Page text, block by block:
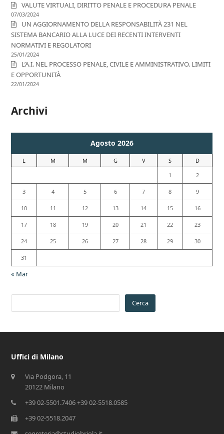
VALUTE VIRTUALI, DIRITTO PENALE E PROCEDURA PENALE
07/03/2024
UN AGGIORNAMENTO DELLA RESPONSABILITÀ 231 NEL
SISTEMA BANCARIO ALLA LUCE DEI RECENTI INTERVENTI
NORMATIVI E REGOLATORI
25/01/2024
L’A.I. NEL PROCESSO PENALE, CIVILE E AMMINISTRATIVO. LIMITI
E OPPORTUNITÀ
22/01/2024
Archivi
Agosto 2026
L M M G V S
D
1
2
3 4 5 6 7 8 9
10 11 12 13 14 15 16
17 18 19 20 21 22 23
24 25 26 27 28 29 30
31
« Mar
Cerca
Uffici di Milano
Via Podgora, 11
20122 Milano
+39 02-5501.7406 +39 02-5518.0585
+39 02-5518.2047